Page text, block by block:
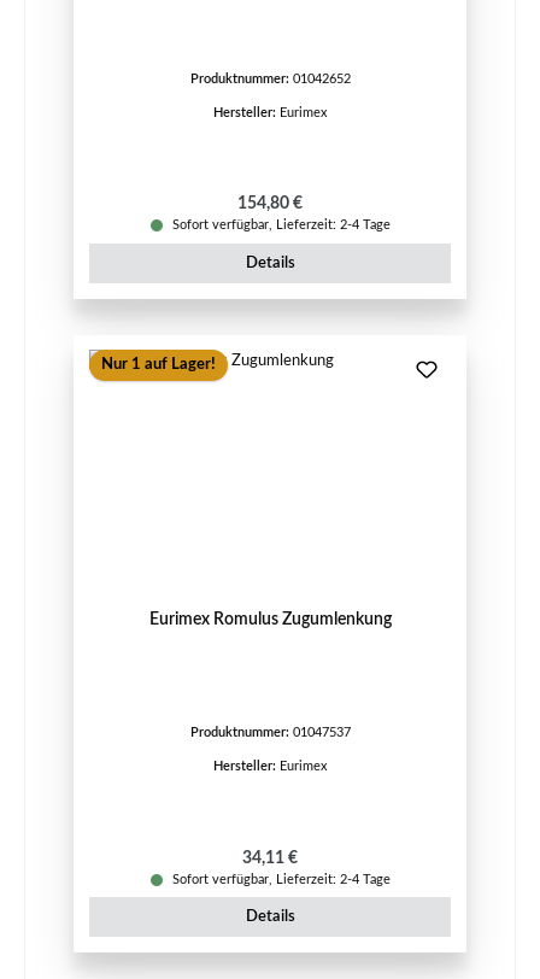
Produktnummer: 01042652
Hersteller: Eurimex
Regulärer Preis:
154,80 €
Sofort verfügbar, Lieferzeit: 2-4 Tage
Details
Nur 1 auf Lager!
Eurimex Romulus Zugumlenkung
Produktnummer: 01047537
Hersteller: Eurimex
Regulärer Preis:
34,11 €
Sofort verfügbar, Lieferzeit: 2-4 Tage
Details